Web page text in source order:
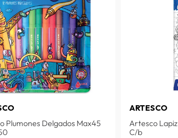
Plumones Delgados Max45
ARTESCO
Artesco
C/b